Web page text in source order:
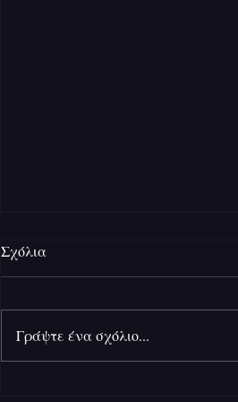
Ανάμεσα σε δύο ήλιους
Σχόλια
Γράψτε ένα σχόλιο...